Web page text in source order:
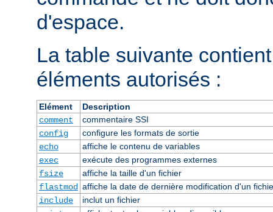
d'espace.
La table suivante
éléments autorisés :
Elément
Description
comment
commentaire SSI
config
configure les formats de sortie
echo
affiche le contenu de variables
exec
exécute des programmes externes
fsize
affiche la taille d'un fichier
flastmod affiche la date de dernière modification d'un
include
inclut un fichier